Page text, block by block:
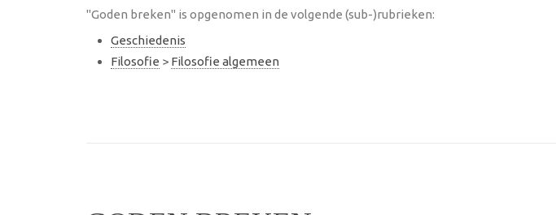
"Goden breken" is opgenomen in de volgende (sub-)rubrieken:
Geschiedenis
Filosofie > Filosofie algemeen